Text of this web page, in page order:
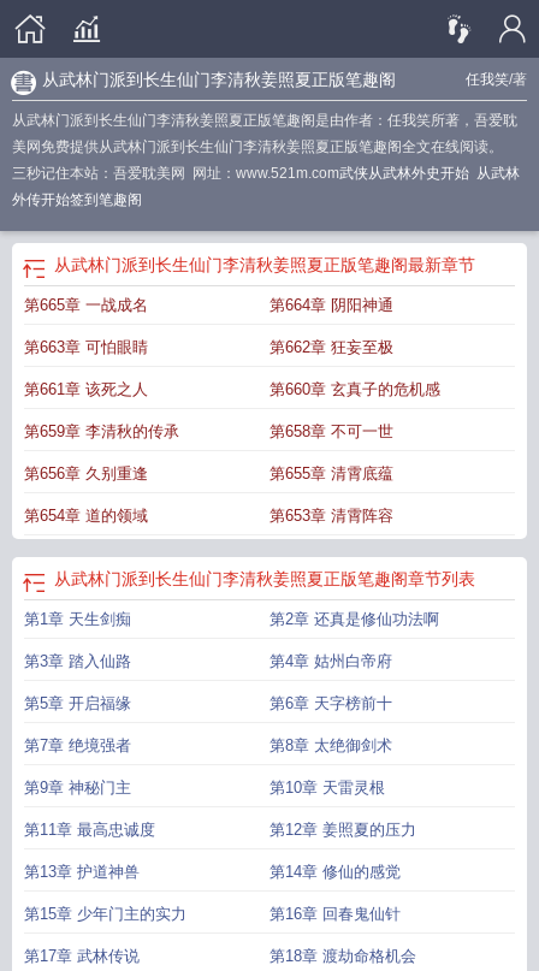
任我笑/著
从武林门派到长生仙门李清秋姜照夏正版笔趣阁
从武林门派到长生仙门李清秋姜照夏正版笔趣阁是由作者：任我笑所著，吾爱耽
美网免费提供从武林门派到长生仙门李清秋姜照夏正版笔趣阁全文在线阅读。
三秒记住本站：吾爱耽美网 网址：www.521m.com武侠从武林外史开始 从武林
外传开始签到笔趣阁
从武林门派到长生仙门李清秋姜照夏正版笔趣阁最新章节
第665章 一战成名 第664章 阴阳神通
第663章 可怕眼睛 第662章 狂妄至极
第661章 该死之人 第660章 玄真子的危机感
第659章 李清秋的传承 第658章 不可一世
第656章 久别重逢 第655章 清霄底蕴
第654章 道的领域 第653章 清霄阵容
从武林门派到长生仙门李清秋姜照夏正版笔趣阁章节列表
第1章 天生剑痴 第2章 还真是修仙功法啊
第3章 踏入仙路 第4章 姑州白帝府
第5章 开启福缘 第6章 天字榜前十
第7章 绝境强者 第8章 太绝御剑术
第9章 神秘门主 第10章 天雷灵根
第11章 最高忠诚度 第12章 姜照夏的压力
第13章 护道神兽 第14章 修仙的感觉
第15章 少年门主的实力 第16章 回春鬼仙针
第17章 武林传说 第18章 渡劫命格机会